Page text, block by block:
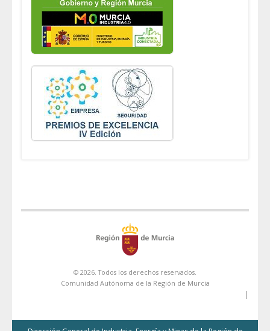
© 2026. Todos los derechos reservados.
Comunidad Autónoma de la Región de Murcia
|